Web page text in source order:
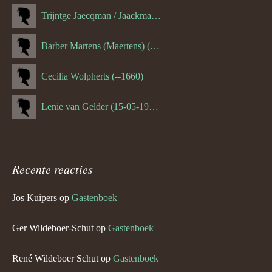
Trijntge Jaecqman / Jaackman (--1651)
Barber Martens (Maertens) (--1658)
Cecilia Wolpherts (--1660)
Lenie van Gelder (15-05-1970)
Recente reacties
Jos Kuipers op Gastenboek
Ger Wildeboer-Schut op Gastenboek
René Wildeboer Schut op Gastenboek